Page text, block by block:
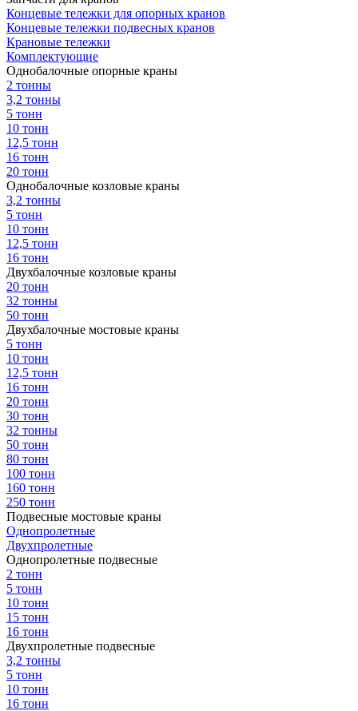
Концевые тележки для опорных кранов
Концевые тележки подвесных кранов
Крановые тележки
Комплектующие
Однобалочные опорные краны
2 тонны
3,2 тонны
5 тонн
10 тонн
12,5 тонн
16 тонн
20 тонн
Однобалочные козловые краны
3,2 тонны
5 тонн
10 тонн
12,5 тонн
16 тонн
Двухбалочные козловые краны
20 тонн
32 тонны
50 тонн
Двухбалочные мостовые краны
5 тонн
10 тонн
12,5 тонн
16 тонн
20 тонн
30 тонн
32 тонны
50 тонн
80 тонн
100 тонн
160 тонн
250 тонн
Подвесные мостовые краны
Однопролетные
Двухпролетные
Однопролетные подвесные
2 тонн
5 тонн
10 тонн
15 тонн
16 тонн
Двухпролетные подвесные
3,2 тонны
5 тонн
10 тонн
16 тонн